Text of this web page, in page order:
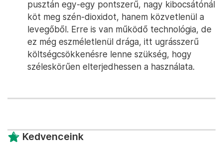
pusztán egy-egy pontszerű, nagy kibocsátónál
köt meg szén-dioxidot, hanem közvetlenül a
levegőből. Erre is van működő technológia, de
ez még eszméletlenül drága, itt ugrásszerű
költségcsökkenésre lenne szükség, hogy
széleskörűen elterjedhessen a használata.
Kedvenceink